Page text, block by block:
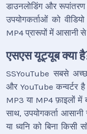
डाउनलोडिंग और
उपयोगकर्ताओं को
MP4 प्रारूपों में आसानी
एसएस यूट्यूब क्या
SSYouTube सबसे
और YouTube कन्वर्टर है
MP3 या MP4 फ़ाइलों
साथ, उपयोगकर्ता
या ध्वनि को बिना किसी